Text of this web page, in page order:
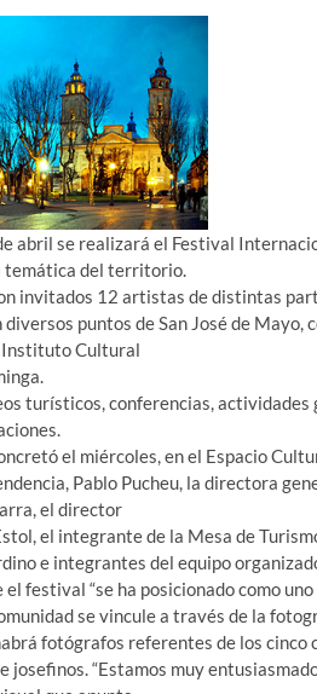
abril se realizará el Festival
temática del territorio.
invitados 12 artistas de distintas
puntos de San José de
Instituto Cultural
turísticos, conferencias,
el miércoles, en el Espacio
Pablo Pucheu, la directora
el director
el integrante de la Mesa de
e integrantes del equipo
el festival “se ha posicionado como
se vincule a través de la
fotógrafos referentes de los
josefinos. “Estamos muy